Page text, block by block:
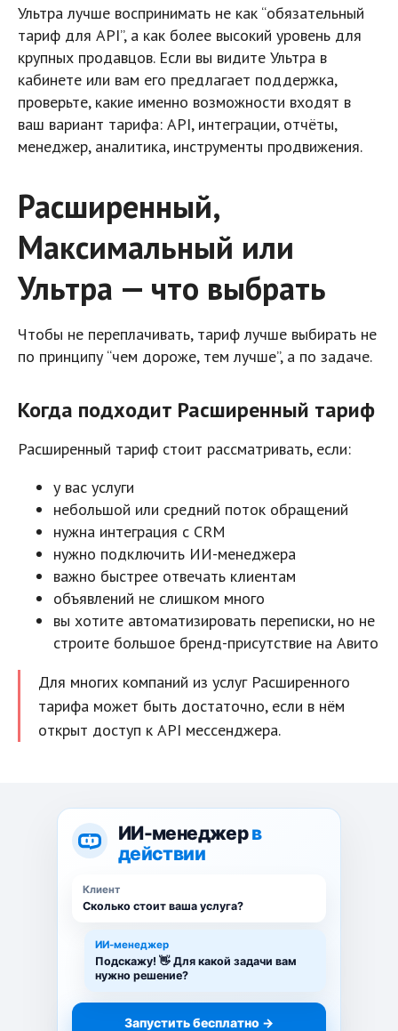
Ультра лучше воспринимать не как “обязательный
тариф для API”, а как более высокий уровень для
крупных продавцов. Если вы видите Ультра в
кабинете или вам его предлагает поддержка,
проверьте, какие именно возможности входят в
ваш вариант тарифа: API, интеграции, отчёты,
менеджер, аналитика, инструменты продвижения.
Расширенный,
Максимальный или
Ультра — что выбрать
Чтобы не переплачивать, тариф лучше выбирать не
по принципу “чем дороже, тем лучше”, а по задаче.
Когда подходит Расширенный тариф
Расширенный тариф стоит рассматривать, если:
у вас услуги
небольшой или средний поток обращений
нужна интеграция с CRM
нужно подключить ИИ-менеджера
важно быстрее отвечать клиентам
объявлений не слишком много
вы хотите автоматизировать переписки, но не
строите большое бренд-присутствие на Авито
Для многих компаний из услуг Расширенного
тарифа может быть достаточно, если в нём
открыт доступ к API мессенджера.
ИИ-менеджерв
действии
Клиент
Сколько стоит ваша услуга?
ИИ-менеджер
Подскажу! 👋 Для какой задачи вам
нужно решение?
Запустить бесплатно →